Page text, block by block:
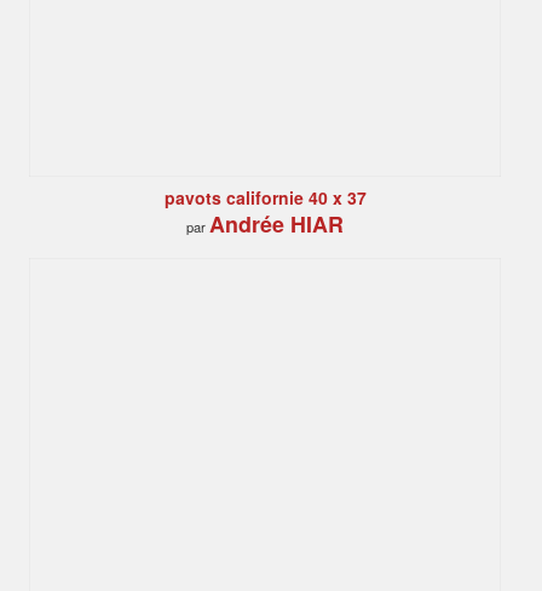
pavots californie 40 x 37
parAndrée HIAR